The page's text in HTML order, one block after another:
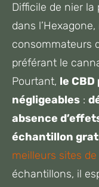
Difficile de nier
dans
consommateurs
préférant le
Pourtant, le
négligeables :
absence
échantillon
meilleurs sites de
échantillons, il